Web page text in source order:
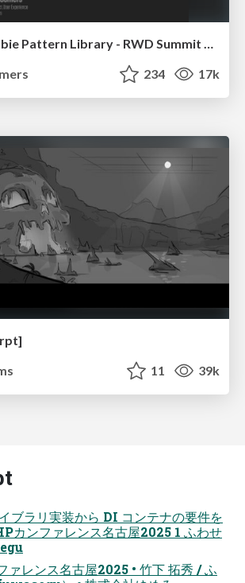
Fight the Zombie Pattern Library - RWD Summit 2016
234 17k
11 39k
ブラリ実装から DI コンテナの要件を
カンファレンス名古屋2025 1 ふわせ
ァレンス名古屋2025 • 竹下 拓秀 / ふ